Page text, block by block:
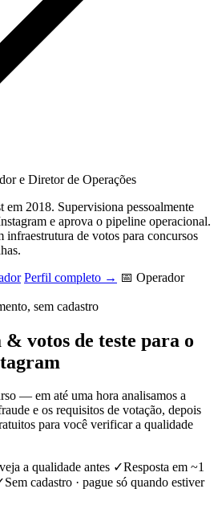
e Diretor de Operações
em 2018. Supervisiona pessoalmente
e aprova o pipeline operacional.
infraestrutura de votos para concursos
Perfil completo → 📅 Operador
sem cadastro
votos de teste para o
— em até uma hora analisamos a
e os requisitos de votação, depois
para você verificar a qualidade
a qualidade antes ✓Resposta em ~1
Sem cadastro · pague só quando estiver